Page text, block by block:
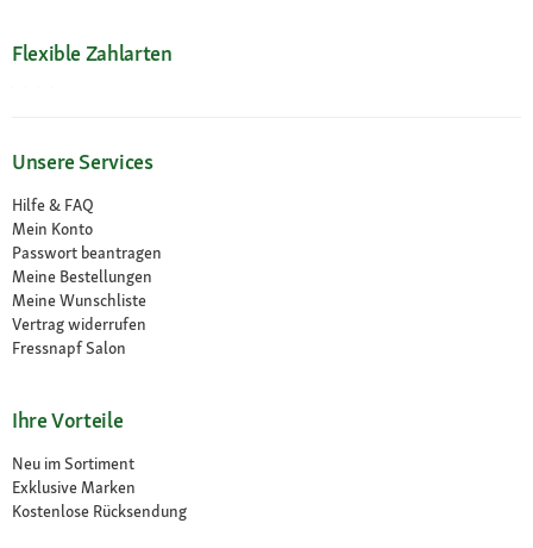
Flexible Zahlarten
Unsere Services
Hilfe & FAQ
Mein Konto
Passwort beantragen
Meine Bestellungen
Meine Wunschliste
Vertrag widerrufen
Fressnapf Salon
Ihre Vorteile
Neu im Sortiment
Exklusive Marken
Kostenlose Rücksendung